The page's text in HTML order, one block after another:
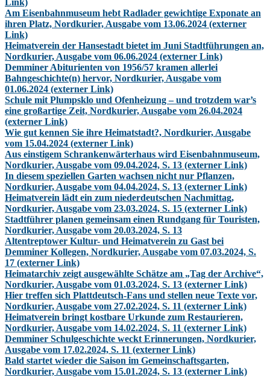
Am Eisenbahnmuseum hebt Radlader gewichtige Exponate an
ihren Platz, Nordkurier, Ausgabe vom 13.06.2024 (externer
Link)
Heimatverein der Hansestadt bietet im Juni Stadtführungen an,
Nordkurier, Ausgabe vom 06.06.2024 (externer Link)
Demminer Abiturienten von 1956/57 kramen allerlei
Bahngeschichte(n) hervor, Nordkurier, Ausgabe vom
01.06.2024 (externer Link)
Schule mit Plumpsklo und Ofenheizung – und trotzdem war’s
eine großartige Zeit, Nordkurier, Ausgabe vom 26.04.2024
(externer Link)
Wie gut kennen Sie ihre Heimatstadt?, Nordkurier, Ausgabe
vom 15.04.2024 (externer Link)
Aus einstigem Schrankenwärterhaus wird Eisenbahnmuseum,
Nordkurier, Ausgabe vom 09.04.2024, S. 13 (externer Link)
In diesem speziellen Garten wachsen nicht nur Pflanzen,
Nordkurier, Ausgabe vom 04.04.2024, S. 13 (externer Link)
Heimatverein lädt ein zum niederdeutschen Nachmittag,
Nordkurier, Ausgabe vom 23.03.2024, S. 15 (externer Link)
Stadtführer planen gemeinsam einen Rundgang für Touristen,
Nordkurier, Ausgabe vom 20.03.2024, S. 13
Altentreptower Kultur- und Heimatverein zu Gast bei
Demminer Kollegen, Nordkurier, Ausgabe vom 07.03.2024, S.
17 (externer Link)
Heimatarchiv zeigt ausgewählte Schätze am „Tag der Archive“,
Nordkurier, Ausgabe vom 01.03.2024, S. 13 (externer Link)
Hier treffen sich Plattdeutsch-Fans und stellen neue Texte vor,
Nordkurier, Ausgabe vom 27.02.2024, S. 11 (externer Link)
Heimatverein bringt kostbare Urkunde zum Restaurieren,
Nordkurier, Ausgabe vom 14.02.2024, S. 11 (externer Link)
Demminer Schulgeschichte weckt Erinnerungen, Nordkurier,
Ausgabe vom 17.02.2024, S. 11 (externer Link)
Bald startet wieder die Saison im Gemeinschaftsgarten,
Nordkurier, Ausgabe vom 15.01.2024, S. 13 (externer Link)